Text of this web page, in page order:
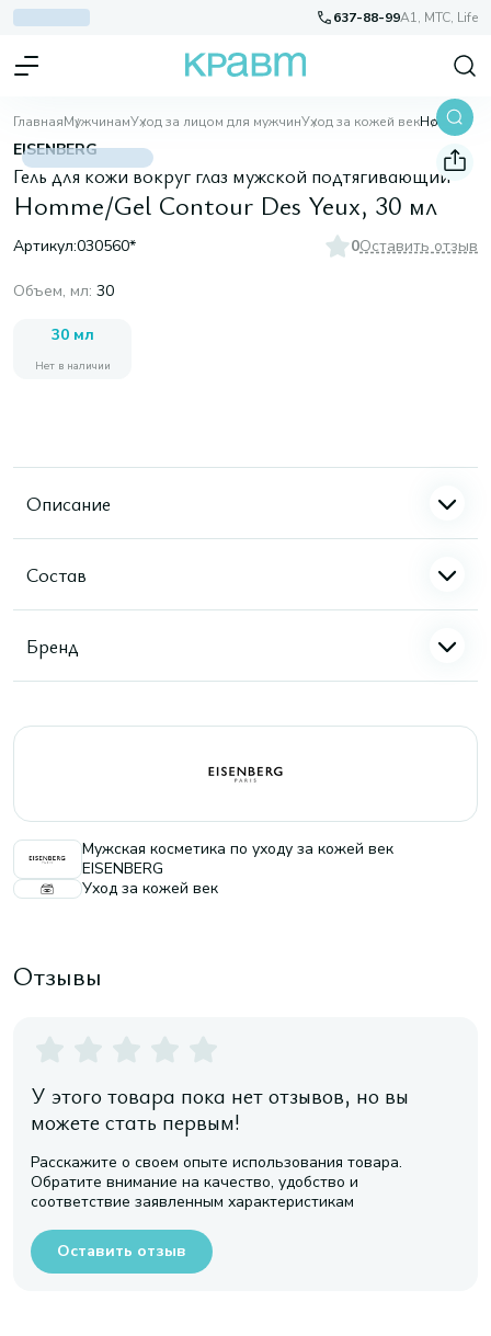
637-88-99A1, МТС, Life
ГлавнаяМужчинамУход за лицом для мужчинУход за кожей век Homme/Gel Contour Des Yeux, 30 мл
EISENBERG
Гель для кожи вокруг глаз мужской подтягивающий
Homme/Gel Contour Des Yeux, 30 мл
Артикул:030560* 0Оставить отзыв
Объем, мл: 30
30 мл
Нет в наличии
Описание
Состав
Бренд
Мужская косметика по уходу за кожей век
EISENBERG
Уход за кожей век
Отзывы
У этого товара пока нет отзывов, но вы
можете стать первым!
Расскажите о своем опыте использования товара.
Обратите внимание на качество, удобство и
соответствие заявленным характеристикам
Оставить отзыв